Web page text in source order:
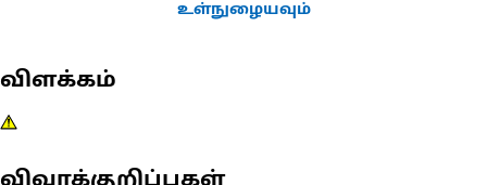
உள்நுழையவும்
விளக்கம்